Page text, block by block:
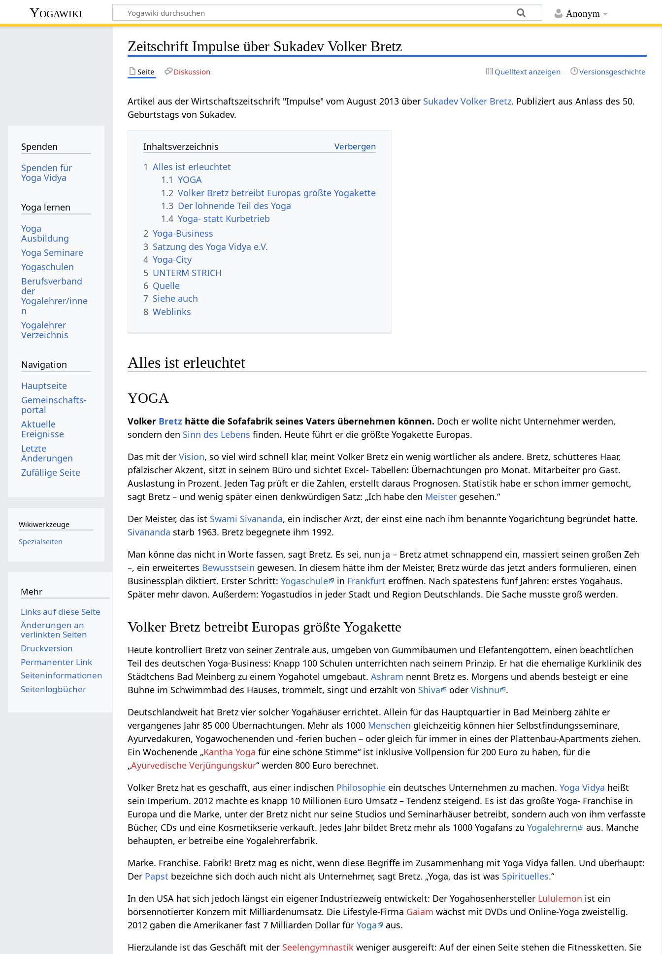
Anonym
Yogawiki
Zeitschrift Impulse über Sukadev Volker Bretz
Seite Diskussion Quelltext anzeigen Versionsgeschichte
Artikel aus der Wirtschaftszeitschrift "Impulse" vom August 2013 über Sukadev Volker Bretz. Publiziert aus Anlass des 50.
Geburtstags von Sukadev.
Inhaltsverzeichnis
1 Alles ist erleuchtet
1.1 YOGA
1.2 Volker Bretz betreibt Europas größte Yogakette
1.3 Der lohnende Teil des Yoga
1.4 Yoga- statt Kurbetrieb
2 Yoga-Business
3 Satzung des Yoga Vidya e.V.
4 Yoga-City
5 UNTERM STRICH
6 Quelle
7 Siehe auch
8 Weblinks
Alles ist erleuchtet
YOGA
Volker Bretz hätte die Sofafabrik seines Vaters übernehmen können. Doch er wollte nicht Unternehmer werden,
sondern den Sinn des Lebens finden. Heute führt er die größte Yogakette Europas.
Das mit derVision, so viel wird schnell klar, meint Volker Bretz ein wenig wörtlicher als andere. Bretz, schütteres Haar,
pfälzischer Akzent, sitzt in seinem Büro und sichtet Excel- Tabellen: Übernachtungen pro Monat. Mitarbeiter pro Gast.
Auslastung in Prozent. Jeden Tag prüft er die Zahlen, erstellt daraus Prognosen. Statistik habe er schon immer gemocht,
sagt Bretz – und wenig später einen denkwürdigen Satz: „Ich habe den Meister gesehen.“
Der Meister, das ist Swami Sivananda, ein indischer Arzt, der einst eine nach ihm benannte Yogarichtung begründet hatte.
Sivananda starb 1963. Bretz begegnete ihm 1992.
Man könne das nicht in Worte fassen, sagt Bretz. Es sei, nun ja – Bretz atmet schnappend ein, massiert seinen großen Zeh
–, ein erweitertes Bewusstsein gewesen. In diesem hätte ihm der Meister, Bretz würde das jetzt anders formulieren, einen
Businessplan diktiert. Erster Schritt:Yogaschule in Frankfurt eröffnen. Nach spätestens fünf Jahren: erstes Yogahaus.
Später mehr davon. Außerdem: Yogastudios in jeder Stadt und Region Deutschlands. Die Sache musste groß werden.
Volker Bretz betreibt Europas größte Yogakette
Heute kontrolliert Bretz von seiner Zentrale aus, umgeben von Gummibäumen und Elefantengöttern, einen beachtlichen
Teil des deutschen Yoga-Business: Knapp 100 Schulen unterrichten nach seinem Prinzip. Er hat die ehemalige Kurklinik des
Städtchens Bad Meinberg zu einem Yogahotel umgebaut.Ashram nennt Bretz es. Morgens und abends besteigt er eine
Bühne im Schwimmbad des Hauses, trommelt, singt und erzählt von Shiva oderVishnu
.
Deutschlandweit hat Bretz vier solcher Yogahäuser errichtet. Allein für das Hauptquartier in Bad Meinberg zählte er
vergangenes Jahr 85 000 Übernachtungen. Mehr als 1000 Menschen gleichzeitig können hier Selbstfindungsseminare,
Ayurvedakuren, Yogawochenenden und -ferien buchen – oder gleich für immer in eines der Plattenbau-Apartments ziehen.
Ein Wochenende „Kantha Yoga für eine schöne Stimme“ ist inklusive Vollpension für 200 Euro zu haben, für die
„Ayurvedische Verjüngungskur“ werden 800 Euro berechnet.
Volker Bretz hat es geschafft, aus einer indischen Philosophie ein deutsches Unternehmen zu machen.Yoga Vidya heißt
sein Imperium. 2012 machte es knapp 10 Millionen Euro Umsatz – Tendenz steigend. Es ist das größte Yoga- Franchise in
Europa und die Marke, unter der Bretz nicht nur seine Studios und Seminarhäuser betreibt, sondern auch von ihm verfasste
Bücher, CDs und eine Kosmetikserie verkauft. Jedes Jahr bildet Bretz mehr als 1000 Yogafans zuYogalehrern
aus. Manche
behaupten, er betreibe eine Yogalehrerfabrik.
Marke. Franchise. Fabrik! Bretz mag es nicht, wenn diese Begriffe im Zusammenhang mit Yoga Vidya fallen. Und überhaupt:
Der Papst bezeichne sich doch auch nicht als Unternehmer, sagt Bretz. „Yoga, das ist was Spirituelles.“
In den USA hat sich jedoch längst ein eigener Industriezweig entwickelt: Der Yogahosenhersteller Lululemon ist ein
börsennotierter Konzern mit Milliardenumsatz. Die Lifestyle-Firma Gaiam wächst mit DVDs und Online-Yoga zweistellig.
2012 gaben die Amerikaner fast 7 Milliarden Dollar fürYoga
aus.
Hierzulande ist das Geschäft mit der Seelengymnastik weniger ausgereift: Auf der einen Seite stehen die Fitnessketten. Sie
Spenden
Spenden für
Yoga Vidya
Yoga lernen
Yoga
Ausbildung
Yoga Seminare
Yogaschulen
Berufsverband
der
Yogalehrer/inne
n
Yogalehrer
Verzeichnis
Navigation
Hauptseite
Gemeinschafts­
portal
Aktuelle
Ereignisse
Letzte
Änderungen
Zufällige Seite
Wikiwerkzeuge
Spezialseiten
Mehr
Links auf diese Seite
Änderungen an
verlinkten Seiten
Druckversion
Permanenter Link
Seiten­­informationen
Seitenlogbücher